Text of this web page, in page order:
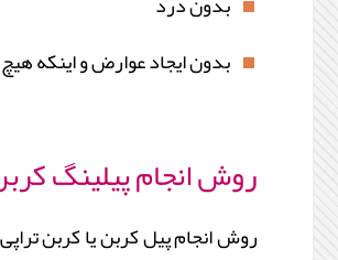
بدون ایجاد عوارض و اینکه هیچ
روش انجام پیلینگ
روش انجام پیل کربن یا کربن